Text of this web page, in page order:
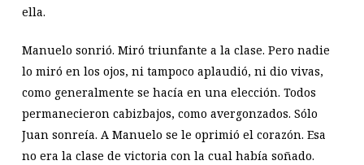
ella.
Manuelo sonrió. Miró triunfante a la clase. Pero nadie
lo miró en los ojos, ni tampoco aplaudió, ni dio vivas,
como generalmente se hacía en una elección. Todos
permanecieron cabizbajos, como avergonzados. Sólo
Juan sonreía. A Manuelo se le oprimió el corazón. Esa
no era la clase de victoria con la cual había soñado.